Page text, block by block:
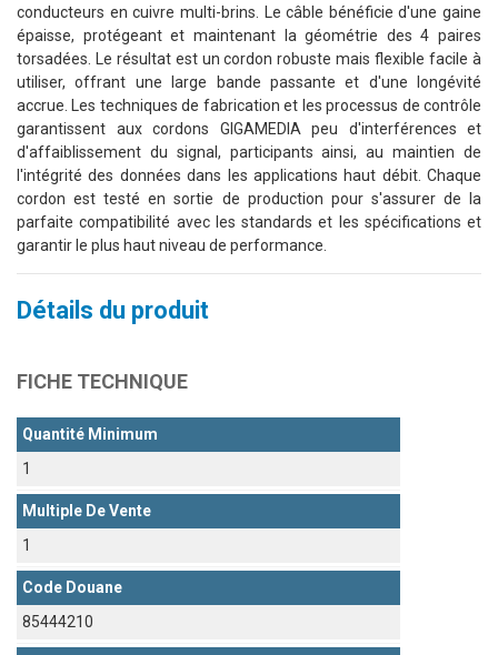
conducteurs en cuivre multi-brins. Le câble bénéficie d'une gaine
épaisse, protégeant et maintenant la géométrie des 4 paires
torsadées. Le résultat est un cordon robuste mais flexible facile à
utiliser, offrant une large bande passante et d'une longévité
accrue. Les techniques de fabrication et les processus de contrôle
garantissent aux cordons GIGAMEDIA peu d'interférences et
d'affaiblissement du signal, participants ainsi, au maintien de
l'intégrité des données dans les applications haut débit. Chaque
cordon est testé en sortie de production pour s'assurer de la
parfaite compatibilité avec les standards et les spécifications et
garantir le plus haut niveau de performance.
Détails du produit
FICHE TECHNIQUE
Quantité Minimum
1
Multiple De Vente
1
Code Douane
85444210